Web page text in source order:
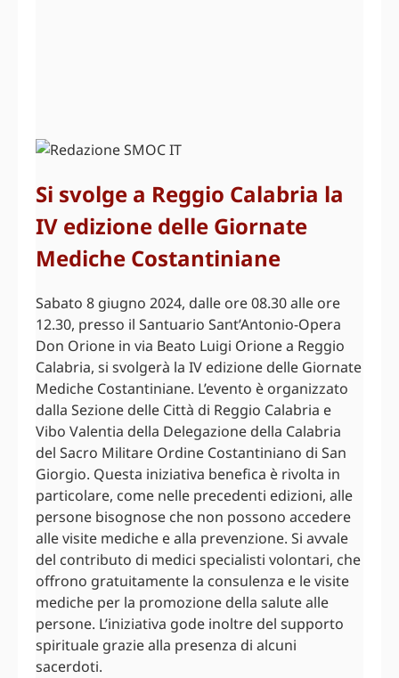
Si svolge a Reggio Calabria la
IV edizione delle Giornate
Mediche Costantiniane
Sabato 8 giugno 2024, dalle ore 08.30 alle ore
12.30, presso il Santuario Sant’Antonio-Opera
Don Orione in via Beato Luigi Orione a Reggio
Calabria, si svolgerà la IV edizione delle Giornate
Mediche Costantiniane. L’evento è organizzato
dalla Sezione delle Città di Reggio Calabria e
Vibo Valentia della Delegazione della Calabria
del Sacro Militare Ordine Costantiniano di San
Giorgio. Questa iniziativa benefica è rivolta in
particolare, come nelle precedenti edizioni, alle
persone bisognose che non possono accedere
alle visite mediche e alla prevenzione. Si avvale
del contributo di medici specialisti volontari, che
offrono gratuitamente la consulenza e le visite
mediche per la promozione della salute alle
persone. L’iniziativa gode inoltre del supporto
spirituale grazie alla presenza di alcuni
sacerdoti.